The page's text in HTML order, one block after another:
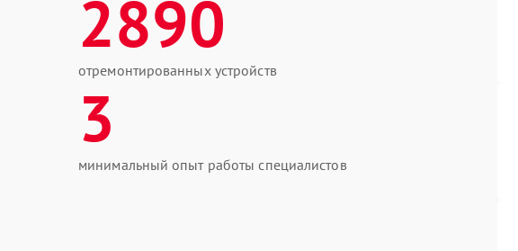
2890
отремонтированных устройств
3
минимальный опыт работы специалистов